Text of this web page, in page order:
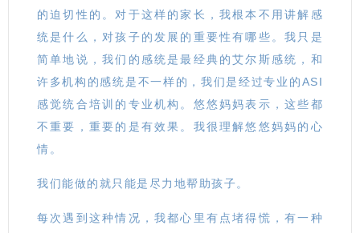
的迫切性的。对于这样的家长，我根本不用讲解感
统是什么，对孩子的发展的重要性有哪些。我只是
简单地说，我们的感统是最经典的艾尔斯感统，和
许多机构的感统是不一样的，我们是经过专业的ASI
感觉统合培训的专业机构。悠悠妈妈表示，这些都
不重要，重要的是有效果。我很理解悠悠妈妈的心
情。
我们能做的就只能是尽力地帮助孩子。
每次遇到这种情况，我都心里有点堵得慌，有一种